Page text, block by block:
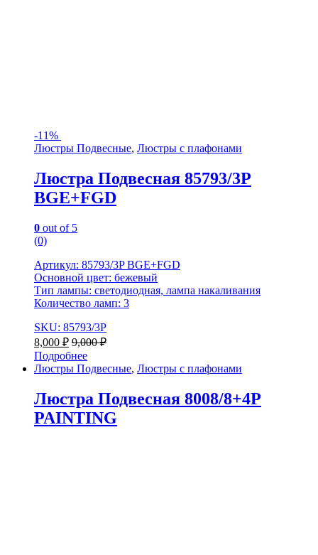
-11%
Люстры Подвесные, Люстры с плафонами
Люстра Подвесная 85793/3P
BGE+FGD
0 out of 5
(0)
Артикул: 85793/3P BGE+FGD
Основной цвет: бежевый
Тип лампы: светодиодная, лампа накаливания
Количество ламп: 3
SKU: 85793/3P
8,000 ₽ 9,000₽
Подробнее
Люстры Подвесные, Люстры с плафонами
Люстра Подвесная 8008/8+4P
PAINTING